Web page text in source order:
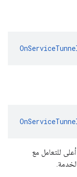
للتعامل مع